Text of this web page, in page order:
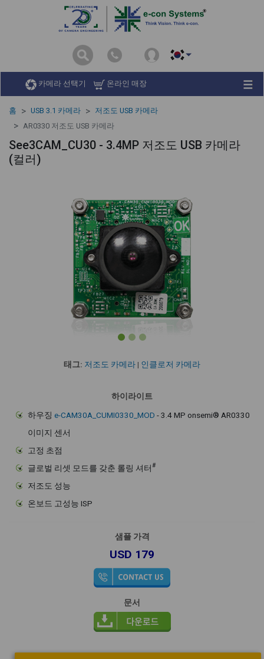
카메라 선택기 온라인 매장
홈 USB 3.1 카메라
저조도 USB 카메라
AR0330 저조도 USB 카메라
See3CAM_CU30 - 3.4MP 저조도 USB 카메라
(컬러)
태그: 저조도 카메라 | 인클로저 카메라
하이라이트
하우징 e-CAM30A_CUMI0330_MOD - 3.4 MP onsemi® AR0330
이미지 센서
고정 초점
글로벌 리셋 모드를 갖춘 롤링 셔터#
저조도 성능
온보드 고성능 ISP
샘플 가격
USD 179
문서